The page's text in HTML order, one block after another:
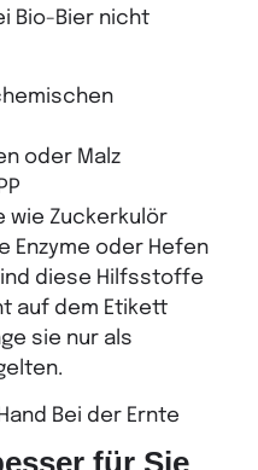
Bio-Bier nicht
oder Malz
wie Zuckerkulör
Enzyme oder Hefen
diese Hilfsstoffe
auf dem Etikett
sie nur als
für Sie